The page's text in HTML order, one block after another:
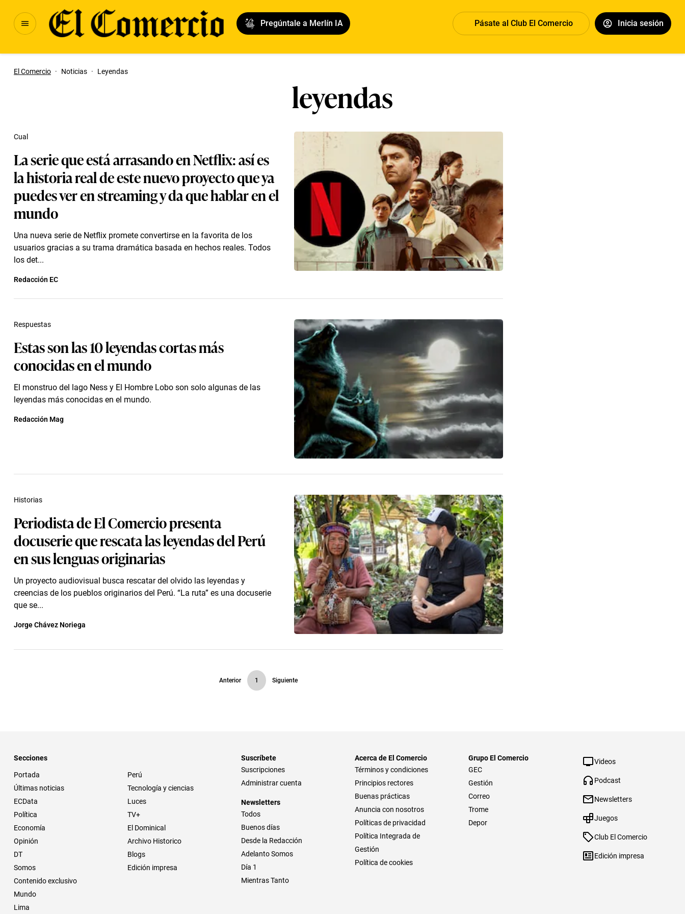
Pregúntale a Merlín IA Pásate al Club El Comercio Inicia sesión
El Comercio · Noticias · Leyendas
leyendas
La serie que está arrasando en Netflix: así es
la historia real de este nuevo proyecto que ya
puedes ver en streaming y da que hablar en el
mundo
Una nueva serie de Netflix promete convertirse en la favorita de los
usuarios gracias a su trama dramática basada en hechos reales. Todos
los det...
Cual
Redacción EC
Estas son las 10 leyendas cortas más
conocidas en el mundo
El monstruo del lago Ness y El Hombre Lobo son solo algunas de las
leyendas más conocidas en el mundo.
Respuestas
Redacción Mag
Periodista de El Comercio presenta
docuserie que rescata las leyendas del Perú
en sus lenguas originarias
Un proyecto audiovisual busca rescatar del olvido las leyendas y
creencias de los pueblos originarios del Perú. “La ruta” es una docuserie
que se...
Historias
Jorge Chávez Noriega
Anterior 1 Siguiente
Secciones
Portada
Últimas noticias
ECData
Política
Economía
Opinión
DT
Somos
Contenido exclusivo
Mundo
Lima
Perú
Tecnología y ciencias
Luces
TV+
El Dominical
Archivo Historico
Blogs
Edición impresa
Suscríbete
Suscripciones
Administrar cuenta
Newsletters
Todos
Buenos días
Desde la Redacción
Adelanto Somos
Día 1
Mientras Tanto
Acerca de El Comercio
Términos y condiciones
Principios rectores
Buenas prácticas
Anuncia con nosotros
Políticas de privacidad
Política Integrada de
Gestión
Política de cookies
Grupo El Comercio
GEC
Gestión
Correo
Trome
Depor
Videos
Podcast
Newsletters
Juegos
Club El Comercio
Edición impresa